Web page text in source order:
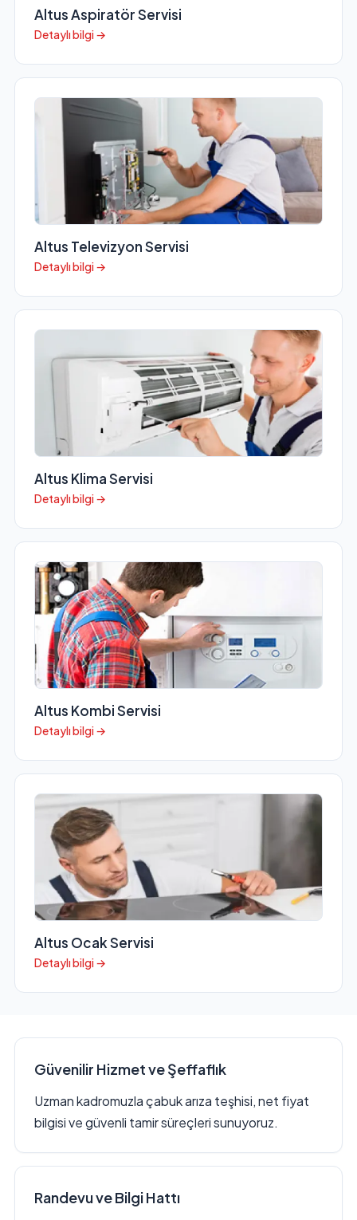
Altus Aspiratör Servisi
Detaylı bilgi →
Altus Televizyon Servisi
Detaylı bilgi →
Altus Klima Servisi
Detaylı bilgi →
Altus Kombi Servisi
Detaylı bilgi →
Altus Ocak Servisi
Detaylı bilgi →
Güvenilir Hizmet ve Şeffaflık
Uzman kadromuzla çabuk arıza teşhisi, net fiyat
bilgisi ve güvenli tamir süreçleri sunuyoruz.
Randevu ve Bilgi Hattı